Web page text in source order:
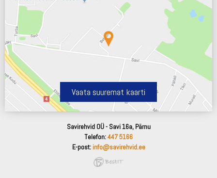
Vaata suuremat kaarti
Savirehvid OÜ - Savi 16a, Pärnu
Telefon:447 5166
E-post: info@savirehvid.ee